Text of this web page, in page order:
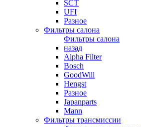
SCT
UFI
Разное
Фильтры салона
Фильтры салона
назад
Alpha Filter
Bosch
GoodWill
Hengst
Разное
Japanparts
Mann
Фильтры трансмиссии